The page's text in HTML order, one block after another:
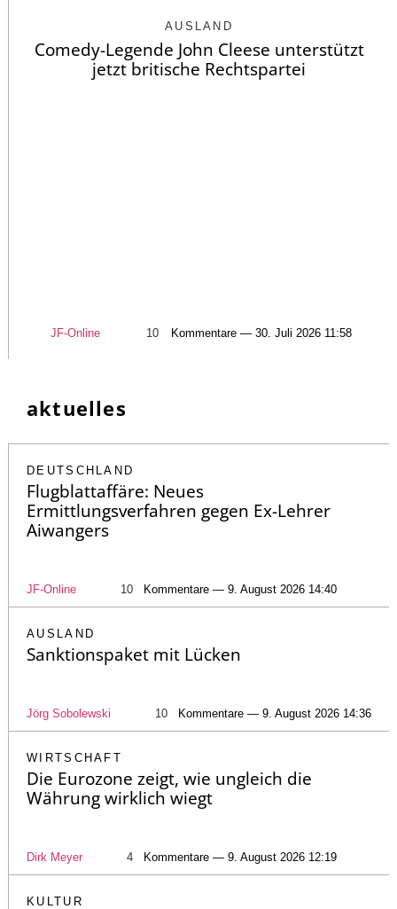
AUSLAND
Comedy-Legende John Cleese unterstützt
jetzt britische Rechtspartei
JF-Online 10 Kommentare — 30. Juli 2026 11:58
aktuelles
DEUTSCHLAND
Flugblattaffäre: Neues
Ermittlungsverfahren gegen Ex-Lehrer
Aiwangers
JF-Online 10 Kommentare — 9. August 2026 14:40
AUSLAND
Sanktionspaket mit Lücken
Jörg Sobolewski 10 Kommentare — 9. August 2026 14:36
WIRTSCHAFT
Die Eurozone zeigt, wie ungleich die
Währung wirklich wiegt
Dirk Meyer 4 Kommentare — 9. August 2026 12:19
KULTUR